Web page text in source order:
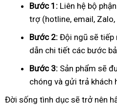
Bước 1: Liên hệ bộ
trợ (hotline, email,
Bước 2: Đội ngũ sẽ tiếp
dẫn chi tiết các bước
Bước 3: Sản phẩm sẽ
chóng và gửi trả khách
Đời sống tình dục sẽ trở nên